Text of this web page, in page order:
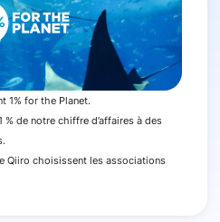
1% for the Planet.
% de notre chiffre d’affaires à des
Qiiro choisissent les associations